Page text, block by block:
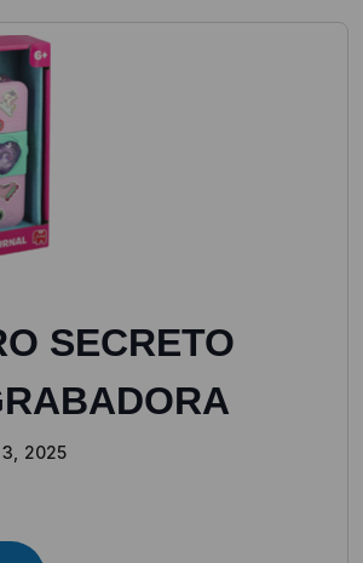
SECRETO
2025